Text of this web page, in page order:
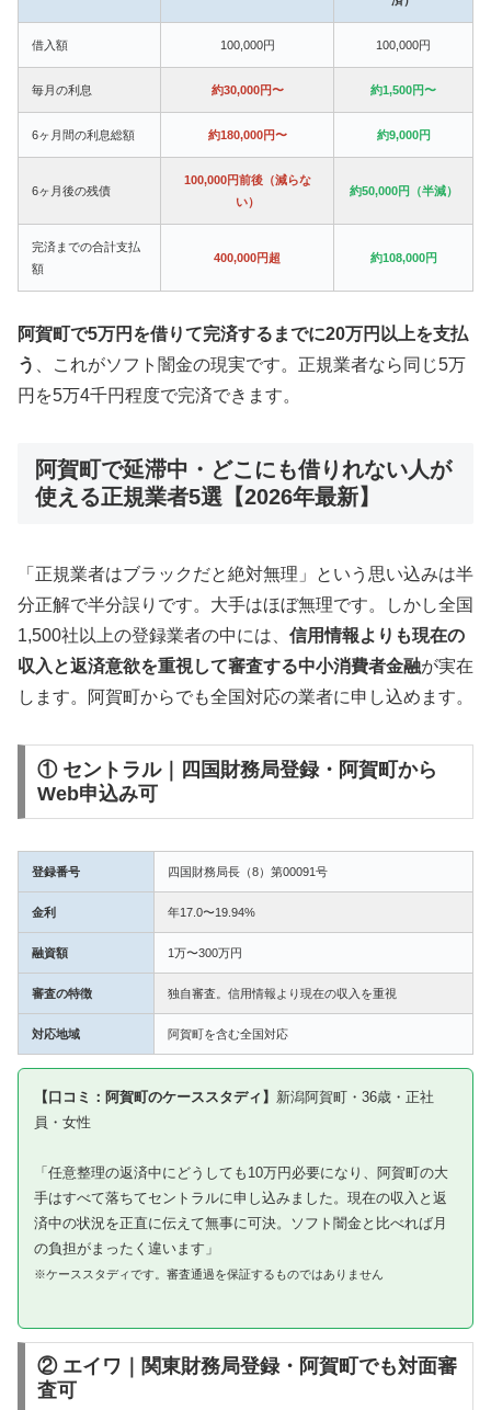
借入額 100,000円 100,000円
毎月の利息 約30,000円〜 約1,500円〜
6ヶ月間の利息総額 約180,000円〜 約9,000円
6ヶ月後の残債
100,000円前後（減らな
い）
約50,000円（半減）
完済までの合計支払
額
400,000円超 約108,000円
阿賀町で5万円を借りて完済するまでに20万円以上を支払
う
、これがソフト闇金の現実です。正規業者なら同じ5万
円を5万4千円程度で完済できます。
阿賀町で延滞中・どこにも借りれない人が
使える正規業者5選【2026年最新】
「正規業者はブラックだと絶対無理」という思い込みは半
分正解で半分誤りです。大手はほぼ無理です。しかし全国
1,500社以上の登録業者の中には、 信用情報よりも現在の
収入と返済意欲を重視して審査する中小消費者金融が実在
します。阿賀町からでも全国対応の業者に申し込めます。
① セントラル｜四国財務局登録・阿賀町から
Web申込み可
登録番号 四国財務局長（8）第00091号
金利 年17.0〜19.94%
融資額 1万〜300万円
審査の特徴 独自審査。信用情報より現在の収入を重視
対応地域 阿賀町を含む全国対応
【口コミ：阿賀町のケーススタディ】 新潟阿賀町・36歳・正社
員・女性
「任意整理の返済中にどうしても10万円必要になり、阿賀町の大
手はすべて落ちてセントラルに申し込みました。現在の収入と返
済中の状況を正直に伝えて無事に可決。ソフト闇金と比べれば月
の負担がまったく違います」
※ケーススタディです。審査通過を保証するものではありません
② エイワ｜関東財務局登録・阿賀町でも対面審
査可